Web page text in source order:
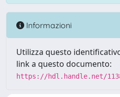
Informazioni
Utilizza questo
link a questo documento:
https://hdl.handle.net/